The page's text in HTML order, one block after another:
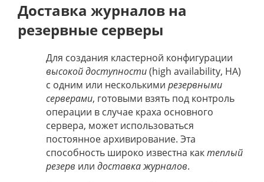
Доставка журналов на
резервные серверы
Для создания кластерной конфигурации
высокой доступности(high availability, HA)
с одним или несколькими резервными
серверами, готовыми взять под контроль
операции в случае краха основного
сервера, может использоваться
постоянное архивирование. Эта
способность широко известна кактеплый
резерв или доставка журналов.